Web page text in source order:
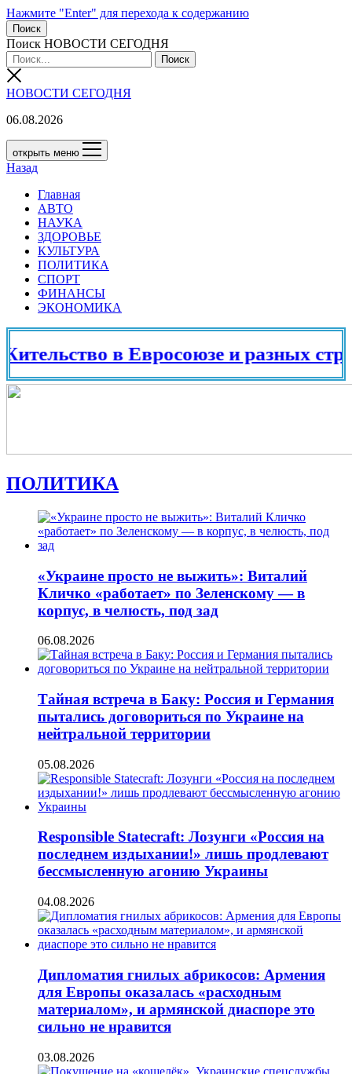
Нажмите "Enter" для перехода к содержанию
Поиск
Поиск НОВОСТИ СЕГОДНЯ
НОВОСТИ СЕГОДНЯ
06.08.2026
открыть меню
Назад
Главная
АВТО
НАУКА
ЗДОРОВЬЕ
КУЛЬТУРА
ПОЛИТИКА
СПОРТ
ФИНАНСЫ
ЭКОНОМИКА
в Евросоюзе и разных странах
ПОЛИТИКА
«Украине просто не выжить»: Виталий
Кличко «работает» по Зеленскому — в
корпус, в челюсть, под зад
06.08.2026
Тайная встреча в Баку: Россия и Германия
пытались договориться по Украине на
нейтральной территории
05.08.2026
Responsible Statecraft: Лозунги «Россия на
последнем издыхании!» лишь продлевают
бессмысленную агонию Украины
04.08.2026
Дипломатия гнилых абрикосов: Армения
для Европы оказалась «расходным
материалом», и армянской диаспоре это
сильно не нравится
03.08.2026